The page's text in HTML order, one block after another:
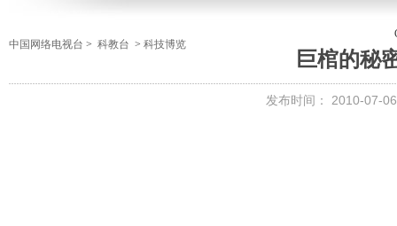
中国网络电视台 > 科教台 > 科技博览
巨棺的秘
发布时间： 2010-07-